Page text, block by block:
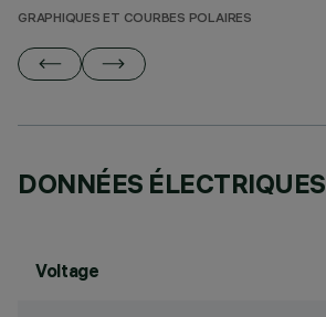
GRAPHIQUES ET COURBES POLAIRES
DONNÉES ÉLECTRIQUES
Voltage